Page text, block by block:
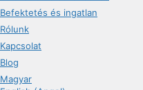
Befektetés és ingatlan
Rólunk
Kapcsolat
Blog
Magyar